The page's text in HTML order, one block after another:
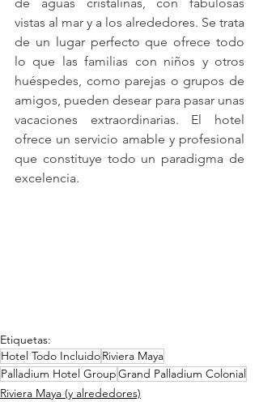
vistas al mar y a los alrededores. Se trata
de un lugar perfecto que ofrece todo
lo que las familias con niños y otros
huéspedes, como parejas o grupos de
amigos, pueden desear para pasar unas
vacaciones extraordinarias. El hotel
ofrece un servicio amable y profesional
que constituye todo un paradigma de
excelencia.
Etiquetas:
Hotel Todo IncluidoRiviera Maya
Palladium Hotel GroupGrand Palladium Colonial
Riviera Maya (y alrededores)